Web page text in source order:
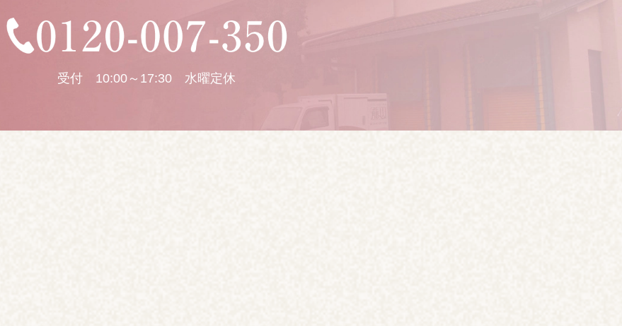
受付 10:00～17:30 水曜定休